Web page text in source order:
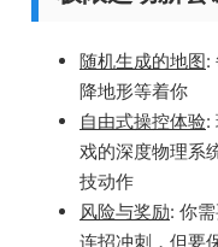
随机生成的地图:
降地形等着你
自由式操控体验:
戏的深度物理系
技动作
风险与奖励: 你
连招冲刺，但要